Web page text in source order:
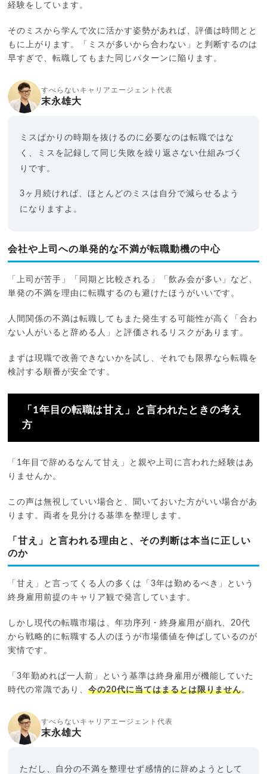
経験をしています。
そのミスから学んで次に活かす姿勢があれば、評価は時間とと
もに上がります。「ミスが多いから合わない」と判断するのは
早すぎで、転職してもまた同じパターンに陥ります。
すべらないキャリアエージェント代表
末永雄大
ミスばかりの時期を抜けるのに必要なのは転職ではな
く、ミスを記録して同じ失敗を繰り返さない仕組みづく
りです。
3ヶ月続ければ、ほとんどのミスは自分で減らせるよう
になりますよ。
会社や上司への単発的な不満が転職動機の中心
「上司が苦手」「同期と比較される」「飲み会が多い」など、
単発の不満を理由に転職するのも避けたほうがいいです。
人間関係の不満は転職してもまた発生する可能性が高く「合わ
ない人がいると辞める人」と評価されるリスクがあります。
まずは現職で改善できないかを試し、それでも限界なら転職を
検討する順番が安全です。
「1年目の転職は甘え」と言われたときの考え
方
「1年目で辞めるなんて甘え」と親や上司に言われた経験はあ
りませんか。
この声は無視していい場合と、聞いておいた方がいい場合があ
ります。両者を見分ける基準を整理します。
「甘え」と言われる理由と、その判断は本当に正しい
のか
「甘え」と言ってくる人の多くは「3年は勤めるべき」という
終身雇用前提のキャリア観で発言しています。
しかし現代の転職市場は、年功序列・終身雇用が崩れ、20代
から戦略的に転職する人のほうが市場価値を伸ばしているのが
実情です。
「3年勤めれば一人前」という基準は終身雇用が機能していた
時代の常識であり、今の20代に当てはまるとは限りません。
すべらないキャリアエージェント代表
末永雄大
ただし、自分の不満を整理せず感情的に辞めようとして